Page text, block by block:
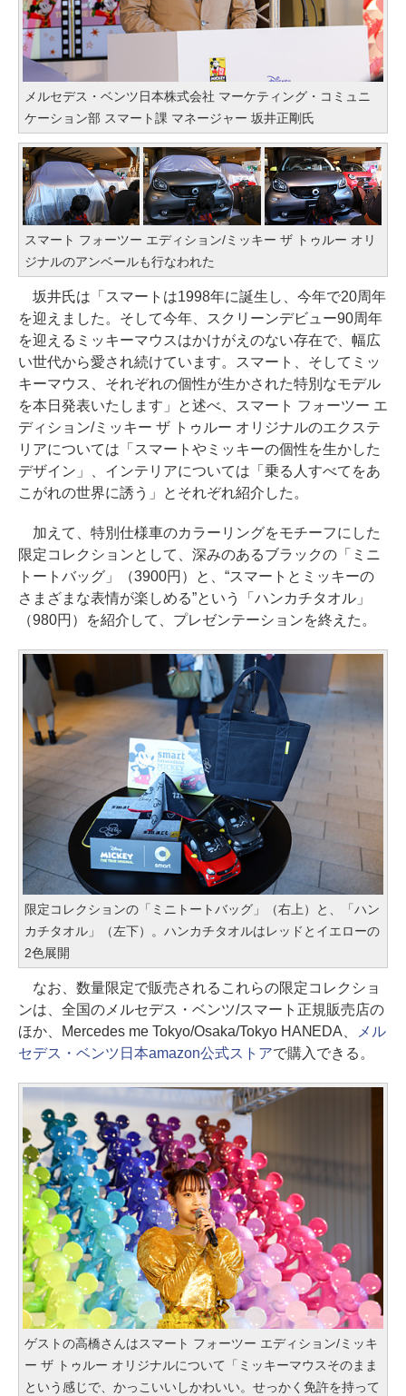
メルセデス・ベンツ日本株式会社 マーケティング・コミュニ
ケーション部 スマート課 マネージャー 坂井正剛氏
スマート フォーツー エディション/ミッキー ザ トゥルー オリ
ジナルのアンベールも行なわれた
坂井氏は「スマートは1998年に誕生し、今年で20周年
を迎えました。そして今年、スクリーンデビュー90周年
を迎えるミッキーマウスはかけがえのない存在で、幅広
い世代から愛され続けています。スマート、そしてミッ
キーマウス、それぞれの個性が生かされた特別なモデル
を本日発表いたします」と述べ、スマート フォーツー エ
ディション/ミッキー ザ トゥルー オリジナルのエクステ
リアについては「スマートやミッキーの個性を生かした
デザイン」、インテリアについては「乗る人すべてをあ
こがれの世界に誘う」とそれぞれ紹介した。
加えて、特別仕様車のカラーリングをモチーフにした
限定コレクションとして、深みのあるブラックの「ミニ
トートバッグ」（3900円）と、“スマートとミッキーの
さまざまな表情が楽しめる”という「ハンカチタオル」
（980円）を紹介して、プレゼンテーションを終えた。
限定コレクションの「ミニトートバッグ」（右上）と、「ハン
カチタオル」（左下）。ハンカチタオルはレッドとイエローの
2色展開
なお、数量限定で販売されるこれらの限定コレクショ
ンは、全国のメルセデス・ベンツ/スマート正規販売店の
ほか、Mercedes me Tokyo/Osaka/Tokyo HANEDA、
メル
セデス・ベンツ日本amazon公式ストアで購入できる。
ゲストの高橋さんはスマート フォーツー エディション/ミッキ
ー ザ トゥルー オリジナルについて「ミッキーマウスそのまま
という感じで、かっこいいしかわいい。せっかく免許を持って